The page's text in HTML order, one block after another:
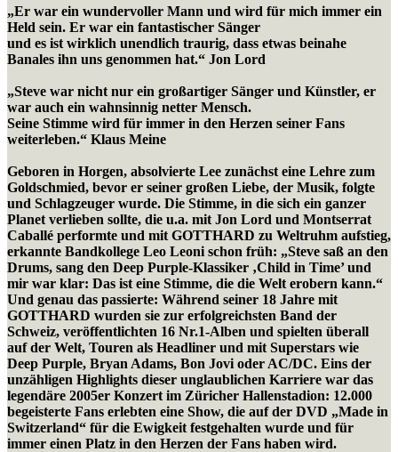
„Er war ein wundervoller Mann und wird für mich immer ein
Held sein. Er war ein fantastischer Sänger
und es ist wirklich unendlich traurig, dass etwas beinahe
Banales ihn uns genommen hat.“ Jon Lord
„Steve war nicht nur ein großartiger Sänger und Künstler, er
war auch ein wahnsinnig netter Mensch.
Seine Stimme wird für immer in den Herzen seiner Fans
weiterleben.“ Klaus Meine
Geboren in Horgen, absolvierte Lee zunächst eine Lehre zum
Goldschmied, bevor er seiner großen Liebe, der Musik, folgte
und Schlagzeuger wurde. Die Stimme, in die sich ein ganzer
Planet verlieben sollte, die u.a. mit Jon Lord und Montserrat
Caballé performte und mit GOTTHARD zu Weltruhm aufstieg,
erkannte Bandkollege Leo Leoni schon früh: „Steve saß an den
Drums, sang den Deep Purple-Klassiker ‚Child in Time’ und
mir war klar: Das ist eine Stimme, die die Welt erobern kann.“
Und genau das passierte: Während seiner 18 Jahre mit
GOTTHARD wurden sie zur erfolgreichsten Band der
Schweiz, veröffentlichten 16 Nr.1-Alben und spielten überall
auf der Welt, Touren als Headliner und mit Superstars wie
Deep Purple, Bryan Adams, Bon Jovi oder AC/DC. Eins der
unzähligen Highlights dieser unglaublichen Karriere war das
legendäre 2005er Konzert im Züricher Hallenstadion: 12.000
begeisterte Fans erlebten eine Show, die auf der DVD „Made in
Switzerland“ für die Ewigkeit festgehalten wurde und für
immer einen Platz in den Herzen der Fans haben wird.